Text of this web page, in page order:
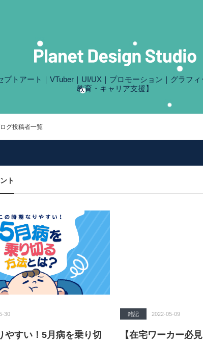
トアート｜VTuber｜UI/UX｜プロモーション｜グラフ
教育・キャリア支援】
グ投稿者一覧
ト
30
やすい！5月病を乗り切
雑記 2022-05-09
【在宅ワーカー必